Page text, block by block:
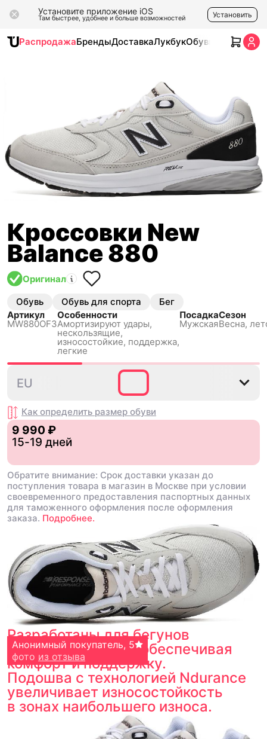
Установите приложение iOS
Там быстрее, удобнее и больше возможностей Установить
РаспродажаБрендыДоставкаЛукбукОбувь Одежда
Кроссовки New
Balance 880
Оригинал
Обувь Обувь для спорта
Бег
Артикул
MW880OF3
Особенности
Амортизируют удары,
нескользящиe,
износостойкие, поддержка,
легкие
Посадка
Мужская
Сезон
Весна,
42.5
EU
Как определить размер обуви
9 990 ₽
15-19 дней
Обратите внимание: Срок доставки указан до
поступления товара в магазин в Москве при условии
своевременного предоставления паспортных данных
для таможенного оформления после оформления
заказа. Подробнее.
Разработаны для бегунов
с широкой стопой, обеспечивая
комфорт и поддержку.
Vladimir Yaroshevich, 5
фото из отзыва
Анонимный покупатель, 5
фото из отзыва
Подошва с технологией Ndurance
увеличивает износостойкость
в зонах наибольшего износа.